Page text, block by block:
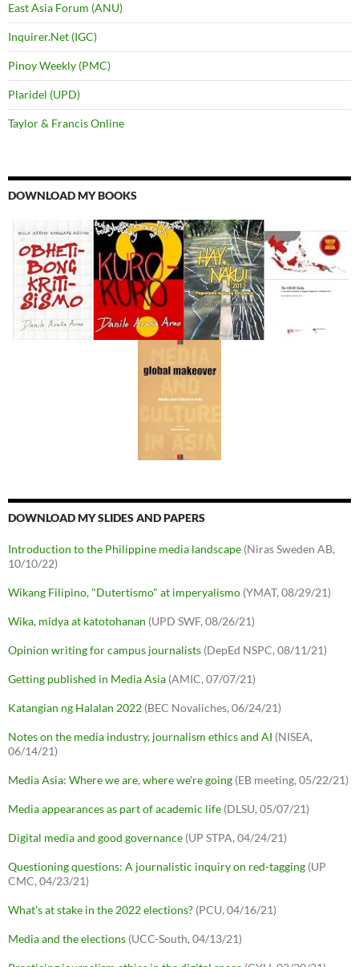
East Asia Forum (ANU)
Inquirer.Net (IGC)
Pinoy Weekly (PMC)
Plaridel (UPD)
Taylor & Francis Online
DOWNLOAD MY BOOKS
DOWNLOAD MY SLIDES AND PAPERS
Introduction to the Philippine media landscape (Niras Sweden AB,
10/10/22)
Wikang Filipino, "Dutertismo" at imperyalismo (YMAT, 08/29/21)
Wika, midya at katotohanan (UPD SWF, 08/26/21)
Opinion writing for campus journalists (DepEd NSPC, 08/11/21)
Getting published in Media Asia (AMIC, 07/07/21)
Katangian ng Halalan 2022 (BEC Novaliches, 06/24/21)
Notes on the media industry, journalism ethics and AI (NISEA,
06/14/21)
Media Asia: Where we are, where we're going (EB meeting, 05/22/21)
Media appearances as part of academic life (DLSU, 05/07/21)
Digital media and good governance (UP STPA, 04/24/21)
Questioning questions: A journalistic inquiry on red-tagging (UP
CMC, 04/23/21)
What's at stake in the 2022 elections? (PCU, 04/16/21)
Media and the elections (UCC-South, 04/13/21)